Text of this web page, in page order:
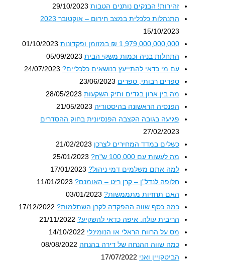
זהירות! הבנקים נותנים הטבות 29/10/2023
התנהלות כלכלית במצב חירום – אוקטובר 2023
15/10/2023
1,979,000,000,000 ₪ במזומן ופקדונות
01/10/2023
התחלות בניה וכמות משקי הבית 05/09/2023
עם מי כדאי להתייעץ בנושאים כלכליים? 24/07/2023
ספרים רבותי, ספרים 23/06/2023
מה בין ארון בגדים ותיק השקעות 28/05/2023
הפנסיה הראשונה בהיסטוריה 21/05/2023
פגיעה בגובה הקצבה הפנסיונית בחוק ההסדרים
27/02/2023
כשלים במדד המחירים לצרכן 21/02/2023
מה לעשות עם 100,000 ש"ח?
25/01/2023
למה אתם משלמים דמי ניהול? 17/01/2023
חלופה לנדל"ן – קרן ריט – האומנם? 11/01/2023
האם תחזיות מתממשות? 03/01/2023
כמה כסף שווה ההפקדה לקרן השתלמות? 17/12/2022
הריבית עולה. איפה כדאי להשקיע? 21/11/2022
מס על הרווח הראלי או הנומינלי 14/10/2022
כמה שווה ההנחה של דירה בהנחה 08/08/2022
הביטקויין ואני 17/07/2022